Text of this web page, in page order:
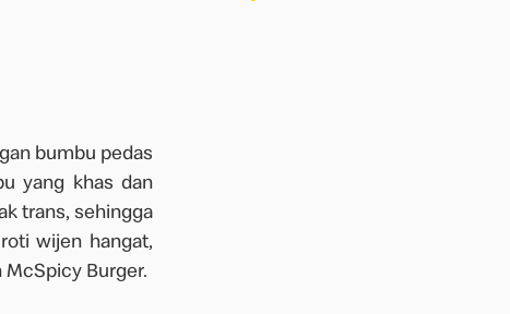
bumbu pedas
yang khas dan
trans, sehingga
wijen hangat,
Burger.